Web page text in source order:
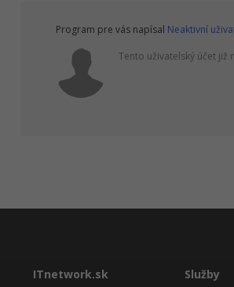
Program pre vás napísal Neaktivní
Tento uživatelský účet již
ITnetwork.sk Služby